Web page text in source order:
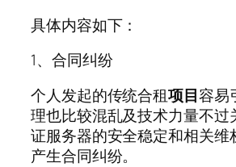
具体内容如下：
1、合同纠纷
个人发起的传统合租项目容易
理也比较混乱及技术力量不过
证服务器的安全稳定和相关维
产生合同纠纷。